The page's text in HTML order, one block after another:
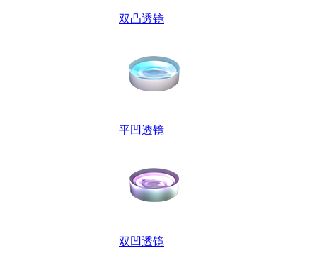
双凸透镜
平凹透镜
双凹透镜